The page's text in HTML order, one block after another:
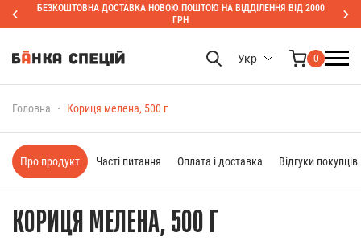
БЕЗКОШТОВНА ДОСТАВКА НОВОЮ ПОШТОЮ НА ВІДДІЛЕННЯ ВІД 2000
ГРН
Укр 0
Головна Кориця мелена, 500 г
КОРИЦЯ МЕЛЕНА, 500 Г
Про продукт Часті питання Оплата і доставка Відгуки покупців